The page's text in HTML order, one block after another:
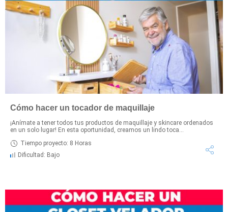
Cómo hacer un tocador de maquillaje
¡Anímate a tener todos tus productos de maquillaje y skincare ordenados
en un solo lugar! En esta oportunidad, creamos un lindo toca...
Tiempo proyecto: 8 Horas
Dificultad: Bajo